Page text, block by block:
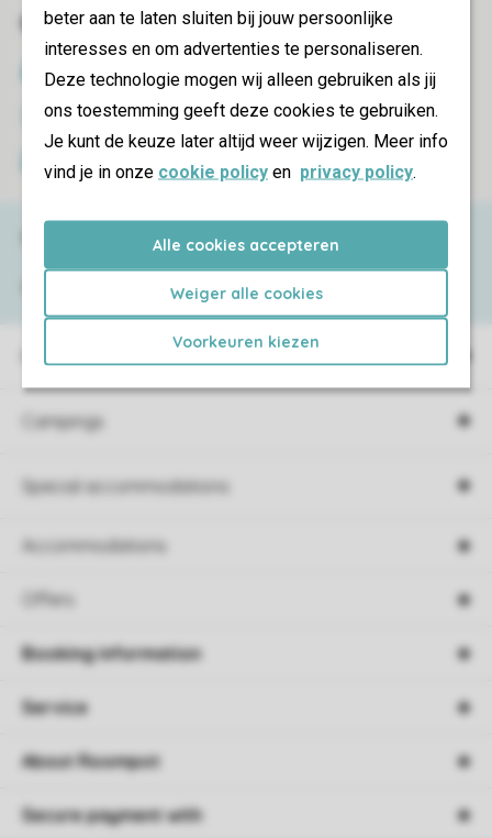
beter aan te laten sluiten bij jouw persoonlijke
interesses en om advertenties te personaliseren.
Deze technologie mogen wij alleen gebruiken als jij
ons toestemming geeft deze cookies te gebruiken.
Je kunt de keuze later altijd weer wijzigen. Meer info
vind je in onze cookie policy en privacy policy.
Alle cookies accepteren
Weiger alle cookies
Voorkeuren kiezen
Book online securely and quickly
SSL certificate
Secure data transfer
Secure payment
Holiday parks
Campings
Special accommodations
Accommodations
Offers
or contact theContact Center
Booking information
Service
About Roompot
Secure payment with